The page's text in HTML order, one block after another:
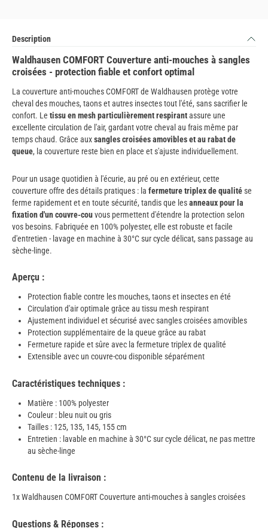
Description
Waldhausen COMFORT Couverture anti-mouches à sangles
croisées - protection fiable et confort optimal
La couverture anti-mouches COMFORT de Waldhausen protège votre
cheval des mouches, taons et autres insectes tout l'été, sans sacrifier le
confort. Le tissu en mesh particulièrement respirantassure une
excellente circulation de l'air, gardant votre cheval au frais même par
temps chaud. Grâce auxsangles croisées amovibles et au rabat de
queue, la couverture reste bien en place et s'ajuste individuellement.
Pour un usage quotidien à l'écurie, au pré ou en extérieur, cette
couverture offre des détails pratiques : la fermeture triplex de qualitése
ferme rapidement et en toute sécurité, tandis que lesanneaux pour la
fixation d'un couvre-couvous permettent d'étendre la protection selon
vos besoins. Fabriquée en 100% polyester, elle est robuste et facile
d'entretien - lavage en machine à 30°C sur cycle délicat, sans passage au
sèche-linge.
Aperçu :
Protection fiable contre les mouches, taons et insectes en été
Circulation d'air optimale grâce au tissu mesh respirant
Ajustement individuel et sécurisé avec sangles croisées amovibles
Protection supplémentaire de la queue grâce au rabat
Fermeture rapide et sûre avec la fermeture triplex de qualité
Extensible avec un couvre-cou disponible séparément
Caractéristiques techniques :
Matière : 100% polyester
Couleur : bleu nuit ou gris
Tailles : 125, 135, 145, 155 cm
Entretien : lavable en machine à 30°C sur cycle délicat, ne pas mettre
au sèche-linge
Contenu de la livraison :
1x Waldhausen COMFORT Couverture anti-mouches à sangles croisées
Questions & Réponses :